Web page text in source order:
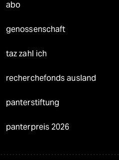
abo
genossenschaft
taz zahl ich
recherchefonds ausland
panterstiftung
panterpreis 2026